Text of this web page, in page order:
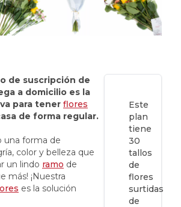
de suscripción de
a domicilio es la
para tener flores
de forma regular.
una forma de
color y belleza que
un lindo ramo de
más! ¡Nuestra
es la solución
Este
plan
tiene
30
tallos
de
flores
surtidas
de